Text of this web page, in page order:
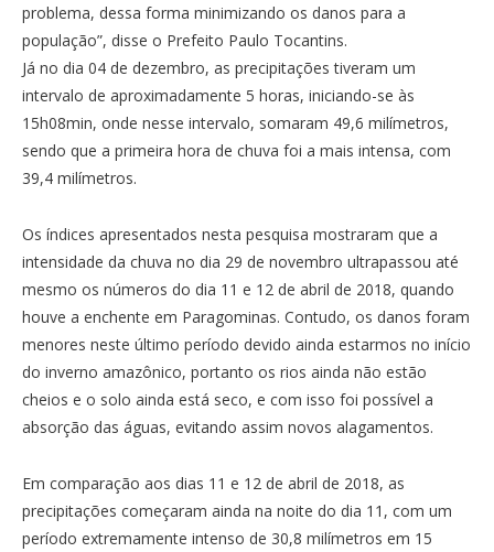
problema, dessa forma minimizando os danos para a
população”, disse o Prefeito Paulo Tocantins.
Já no dia 04 de dezembro, as precipitações tiveram um
intervalo de aproximadamente 5 horas, iniciando-se às
15h08min, onde nesse intervalo, somaram 49,6 milímetros,
sendo que a primeira hora de chuva foi a mais intensa, com
39,4 milímetros.
Os índices apresentados nesta pesquisa mostraram que a
intensidade da chuva no dia 29 de novembro ultrapassou até
mesmo os números do dia 11 e 12 de abril de 2018, quando
houve a enchente em Paragominas. Contudo, os danos foram
menores neste último período devido ainda estarmos no início
do inverno amazônico, portanto os rios ainda não estão
cheios e o solo ainda está seco, e com isso foi possível a
absorção das águas, evitando assim novos alagamentos.
Em comparação aos dias 11 e 12 de abril de 2018, as
precipitações começaram ainda na noite do dia 11, com um
período extremamente intenso de 30,8 milímetros em 15